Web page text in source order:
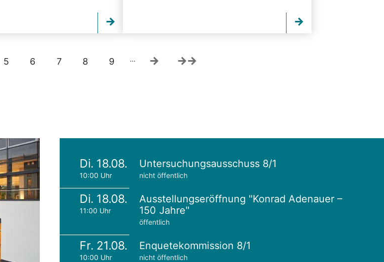
5 6 7 8 9 …
Di. 18.08.
10:00 Uhr
Untersuchungsausschuss 8/1
nicht öffentlich
Di. 18.08.
11:00 Uhr
Ausstellungseröffnung "Konrad Adenauer –
150 Jahre"
öffentlich
Fr. 21.08.
10:00 Uhr
Enquetekommission 8/1
nicht öffentlich